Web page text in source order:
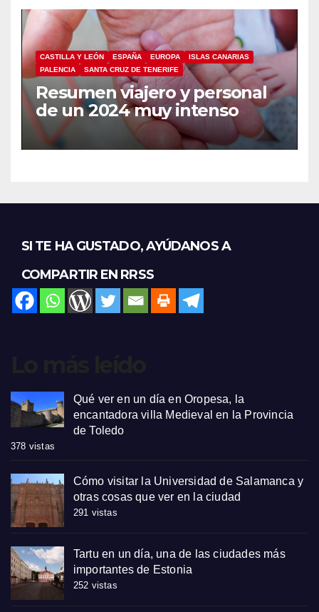
CASTILLA Y LEÓN ESPAÑA EUROPA
ISLAS CANARIAS
PALENCIA
SANTA CRUZ DE TENERIFE
Resumen viajero y personal
de un 2024 muy intenso
SI TE HA GUSTADO, AYÚDANOS A
COMPARTIR EN RRSS
Qué ver en un día en Oropesa, la
encantadora villa Medieval en la Provincia
de Toledo
378 vistas
Cómo visitar la Universidad de Salamanca y
otras cosas que ver en la ciudad
291 vistas
Tartu en un día, una de las ciudades más
importantes de Estonia
252 vistas